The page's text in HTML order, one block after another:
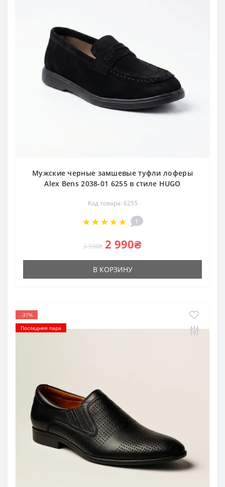
Мужские черные замшевые туфли лоферы
Alex Bens 2038-01 6255 в стиле HUGO
Код товара: 6255
1
3 590₴ 2 990₴
В КОРЗИНУ
-37%
Последняя пара